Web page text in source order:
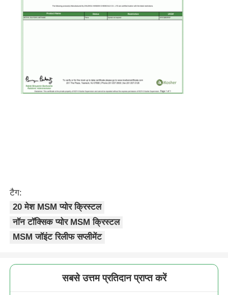
टैग:
20 मेश MSM प्योर क्रिस्टल
नॉन टॉक्सिक प्योर MSM क्रिस्टल
MSM जॉइंट रिलीफ सप्लीमेंट
सबसे उत्तम प्रतिदान प्राप्त करें